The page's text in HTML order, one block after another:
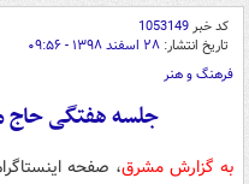
کد خبر1053149
تاریخ انتشار: ۲۸ اسفند ۱۳۹۸ - ۰۹:۵۶
فرهنگ و هنر
جلسه هفتگی
به گزارش مشرق، صفحه